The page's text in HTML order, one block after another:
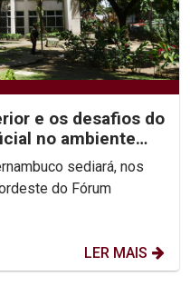
e os desafios do
no ambiente
sediará, nos
do Fórum
LER MAIS